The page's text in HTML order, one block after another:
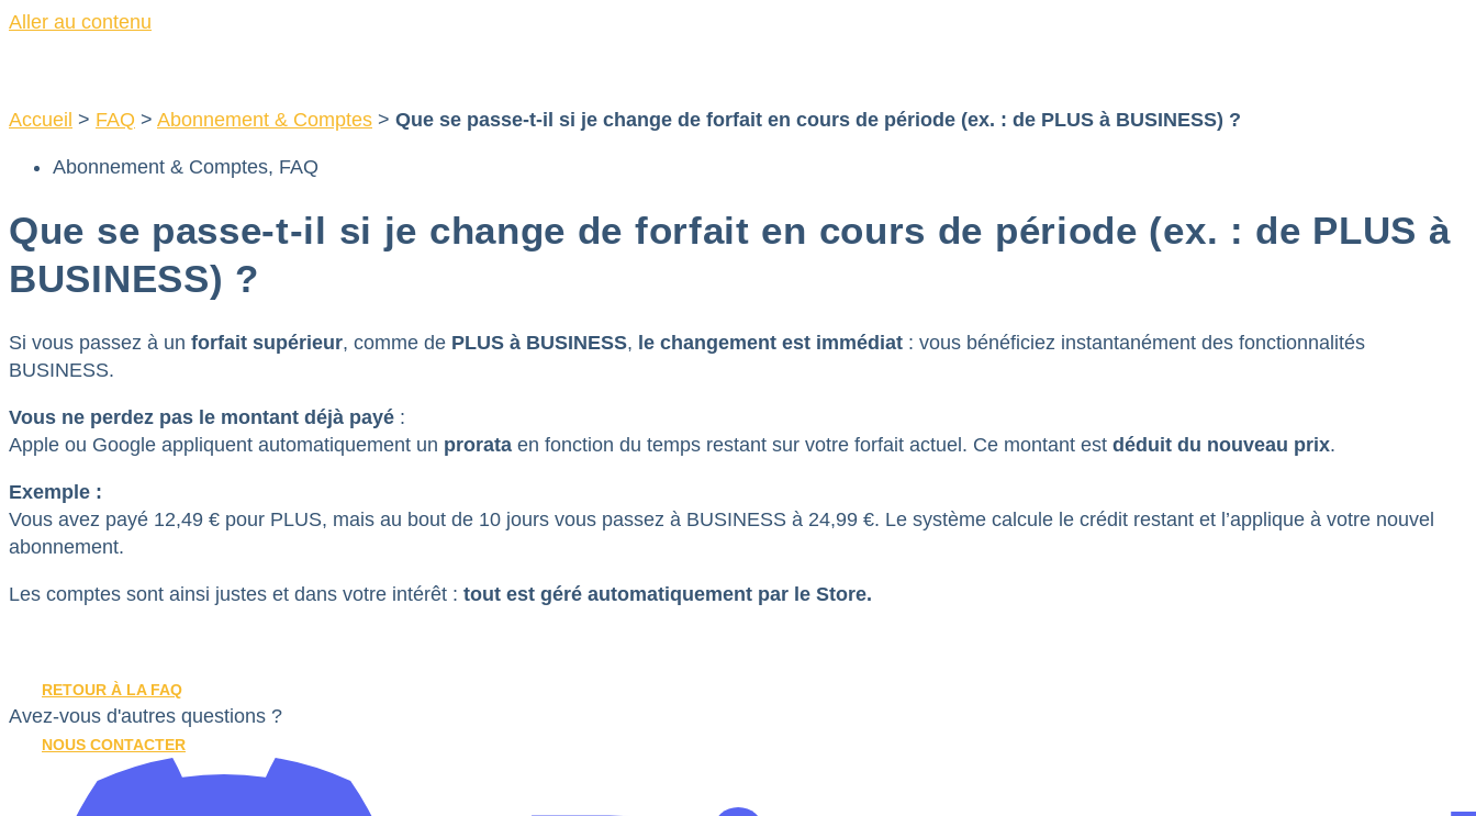
Aller au contenu
Accueil > FAQ > Abonnement & Comptes > Que se passe-t-il si je change de forfait en cours de période (ex. : de PLUS à BUSINESS) ?
Abonnement & Comptes, FAQ
Que se passe-t-il si je change de forfait en cours de période (ex. : de PLUS à
BUSINESS) ?
Si vous passez à un forfait supérieur, comme de PLUS à BUSINESS, le changement est immédiat : vous bénéficiez instantanément des fonctionnalités
BUSINESS.
Vous ne perdez pas le montant déjà payé :
Apple ou Google appliquent automatiquement un prorata en fonction du temps restant sur votre forfait actuel. Ce montant est déduit du nouveau prix.
Exemple :
Vous avez payé 12,49 € pour PLUS, mais au bout de 10 jours vous passez à BUSINESS à 24,99 €. Le système calcule le crédit restant et l’applique à votre nouvel
abonnement.
Les comptes sont ainsi justes et dans votre intérêt : tout est géré automatiquement par le Store.
RETOUR À LA FAQ
Avez-vous d'autres questions ?
NOUS CONTACTER